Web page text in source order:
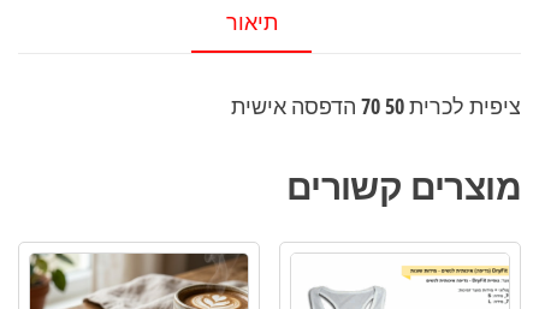
תיאור
ציפית לכרית 50 70 הדפסה אישית
מוצרים קשורים